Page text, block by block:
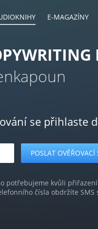
E-MAGAZÍNY
se přihlaste
potřebujeme kvůli
čísla obdržíte